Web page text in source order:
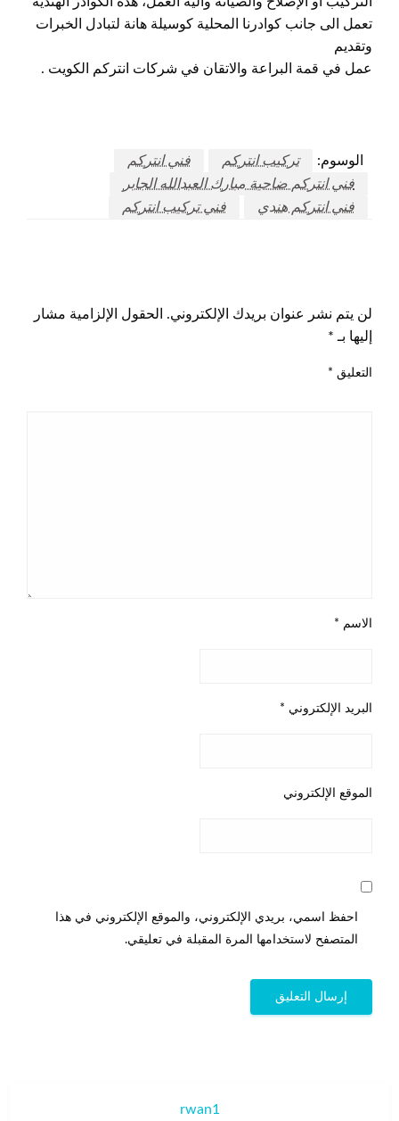
تعمل الى جانب كوادرنا المحلية كوسيلة هانة لتبادل الخبرات
وتقديم
عمل في قمة البراعة والاتقان في شركات انتركم الكويت .
الوسوم: تركيب انتركم
فني انتركم
فني انتركم ضاحية مبارك العبدالله الجابر
فني انتركم هندي
فني تركيب انتركم
لن يتم نشر عنوان بريدك الإلكتروني.
الحقول الإلزامية مشار
إليها بـ *
التعليق *
الاسم *
البريد الإلكتروني *
الموقع الإلكتروني
احفظ اسمي، بريدي الإلكتروني، والموقع الإلكتروني في هذا
المتصفح لاستخدامها المرة المقبلة في تعليقي.
rwan1